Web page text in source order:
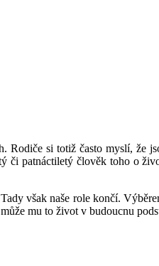
Rodiče si totiž často myslí, že
či patnáctiletý člověk toho o
však naše role končí.
mu to život v budoucnu